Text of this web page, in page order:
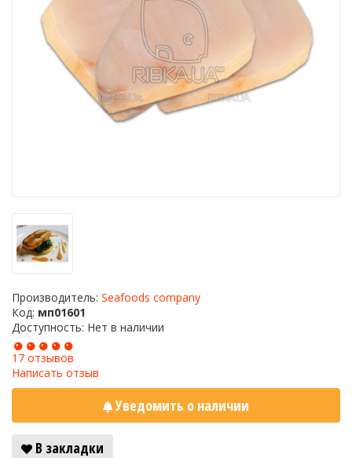
Производитель: Seafoods company
Код: мп01601
Доступность: Нет в наличии
17 отзывов
Написать отзыв
Уведомить о наличии
В закладки